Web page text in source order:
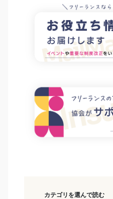
カテゴリを選んで読む